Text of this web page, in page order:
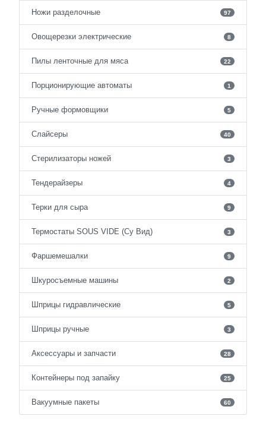
Ножи разделочные 97
Овощерезки электрические 8
Пилы ленточные для мяса 22
Порционирующие автоматы 1
Ручные формовщики 5
Слайсеры 40
Стерилизаторы ножей 3
Тендерайзеры 4
Терки для сыра 9
Термостаты SOUS VIDE (Су Вид) 3
Фаршемешалки 9
Шкуросъемные машины 2
Шприцы гидравлические 5
Шприцы ручные 3
Аксессуары и запчасти 28
Контейнеры под запайку 25
Вакуумные пакеты 60